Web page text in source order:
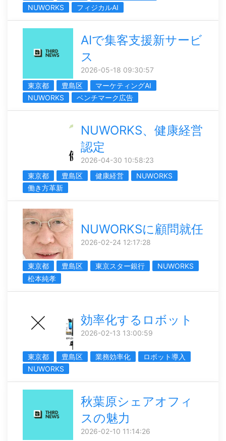
NUWORKS
フィジカルAI
AIで集客支援新サービ
ス
2026-05-18 09:30:57
東京都
豊島区
マーケティングAI
NUWORKS
ベンチマーク広告
NUWORKS、健康経営
認定
2026-04-30 10:58:23
東京都
豊島区 健康経営
NUWORKS
働き方革新
NUWORKSに顧問就任
2026-02-24 12:17:28
東京都 豊島区 東京スター銀行
NUWORKS
松本純孝
効率化するロボット
2026-02-13 13:00:59
東京都 豊島区 業務効率化
ロボット導入
NUWORKS
秋葉原シェアオフィ
スの魅力
2026-02-10 11:14:26